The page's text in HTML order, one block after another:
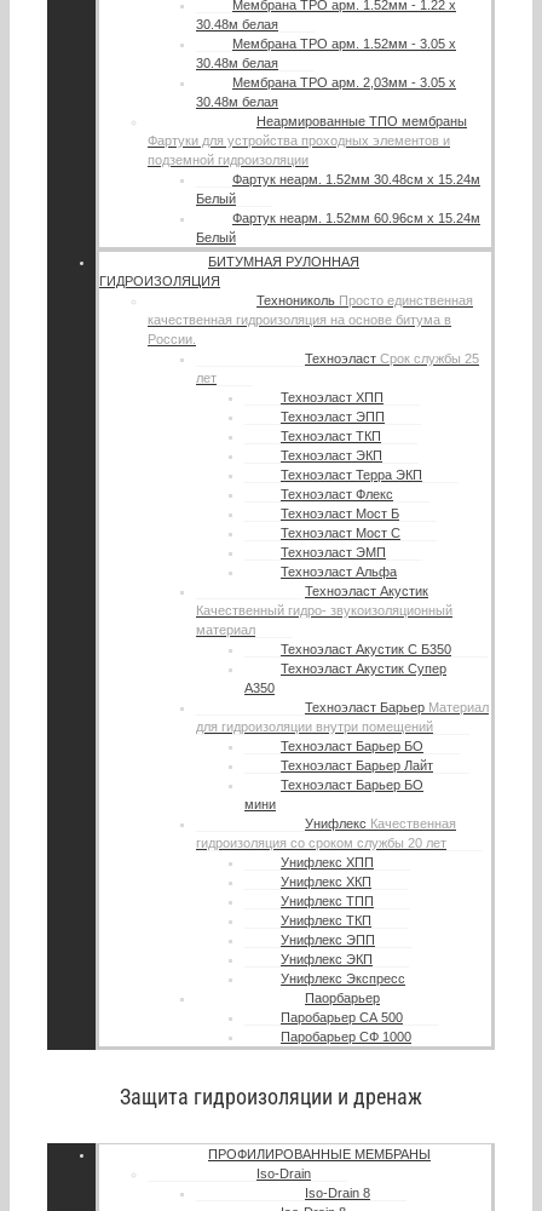
Мембрана TPO арм. 1.52мм - 1.22 х
30.48м белая
Мембрана TPO арм. 1.52мм - 3.05 х
30.48м белая
Мембрана TPO арм. 2,03мм - 3.05 х
30.48м белая
Неармированные ТПО мембраны
Фартуки для устройства проходных элементов и
подземной гидроизоляции
Фартук неарм. 1.52мм 30.48см х 15.24м
Белый
Фартук неарм. 1.52мм 60.96см х 15.24м
Белый
БИТУМНАЯ РУЛОННАЯ
ГИДРОИЗОЛЯЦИЯ
Технониколь Просто единственная
качественная гидроизоляция на основе битума в
России.
Техноэласт Срок службы 25
лет
Техноэласт ХПП
Техноэласт ЭПП
Техноэласт ТКП
Техноэласт ЭКП
Техноэласт Терра ЭКП
Техноэласт Флекс
Техноэласт Мост Б
Техноэласт Мост С
Техноэласт ЭМП
Техноэласт Альфа
Техноэласт Акустик
Качественный гидро- звукоизоляционный
материал
Техноэласт Акустик С Б350
Техноэласт Акустик Супер
А350
Техноэласт Барьер Материал
для гидроизоляции внутри помещений
Техноэласт Барьер БО
Техноэласт Барьер Лайт
Техноэласт Барьер БО
мини
Унифлекс Качественная
гидроизоляция со сроком службы 20 лет
Унифлекс ХПП
Унифлекс ХКП
Унифлекс ТПП
Унифлекс ТКП
Унифлекс ЭПП
Унифлекс ЭКП
Унифлекс Экспресс
Паорбарьер
Паробарьер СА 500
Паробарьер СФ 1000
Защита гидроизоляции и дренаж
ПРОФИЛИРОВАННЫЕ МЕМБРАНЫ
Iso-Drain
Iso-Drain 8